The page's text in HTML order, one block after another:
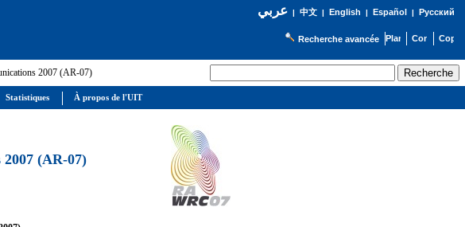
عربي| 中文| English | Español | Русский
Recherche avancée
2007 (AR-07)
2007 (AR-07)
Statistiques À propos de l'UIT